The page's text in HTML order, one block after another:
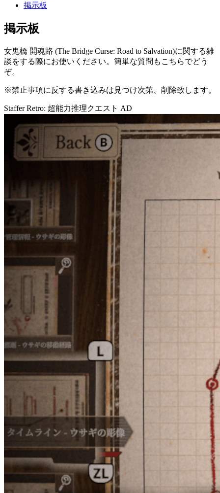
掲示板
掲示板
女鬼橋 開魂路 (The Bridge Curse: Road to Salvation)に関する雑
談をする際にお使いください。簡単な質問もこちらでどう
ぞ。
※禁止事項に反する書き込みは見つけ次第、削除致します。
Staffer Retro: 超能力推理クエスト AD